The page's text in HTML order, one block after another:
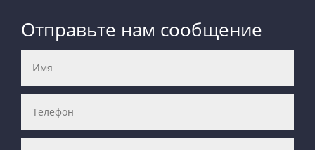
Отправьте нам сообщение